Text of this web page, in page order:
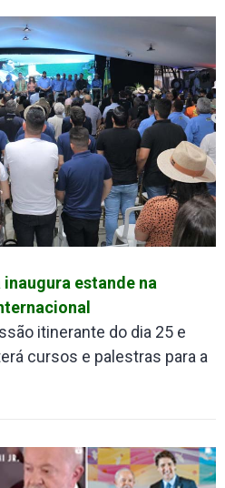
estande na
itinerante do dia 25 e
cursos e palestras para a